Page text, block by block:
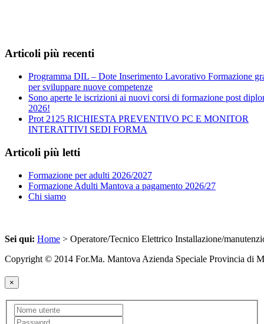
Articoli più recenti
Programma DIL – Dote Inserimento Lavorativo Formazione
per sviluppare nuove competenze
Sono aperte le iscrizioni ai nuovi corsi di formazione post
2026!
Prot 2125 RICHIESTA PREVENTIVO PC E MONITOR
INTERATTIVI SEDI FORMA
Articoli più letti
Formazione per adulti 2026/2027
Formazione Adulti Mantova a pagamento 2026/27
Chi siamo
Sei qui: Home > Operatore/Tecnico Elettrico Installazione/
Copyright © 2014 For.Ma. Mantova Azienda Speciale Provincia di
×